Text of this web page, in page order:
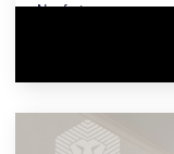
Nr oferty: